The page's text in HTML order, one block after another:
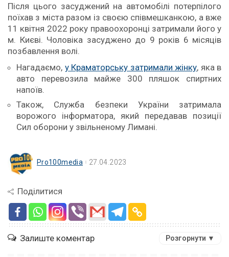
Після цього засуджений на автомобілі потерпілого
поїхав з міста разом із своєю співмешканкою, а вже
11 квітня 2022 року правоохоронці затримали його у
м. Києві. Чоловіка засуджено до 9 років 6 місяців
позбавлення волі.
Нагадаємо, у Краматорську затримали жінку, яка в
авто перевозила майже 300 пляшок спиртних
напоїв.
Також, Служба безпеки України затримала
ворожого інформатора, який передавав позиції
Сил оборони у звільненому Лимані.
Pro100media 27.04.2023
Поділитися
Залиште коментар Розгорнути ▼